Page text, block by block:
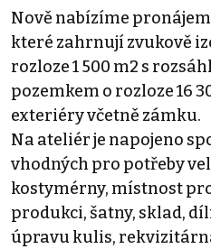
Nově nabízíme
které zahrnují zvukově
rozloze 1 500 m2 s
pozemkem o rozloze 16
exteriéry včetně zámku.
Na ateliér je napojeno
vhodných pro potřeby
kostymérny, místnost
produkci, šatny, sklad,
úpravu kulis,